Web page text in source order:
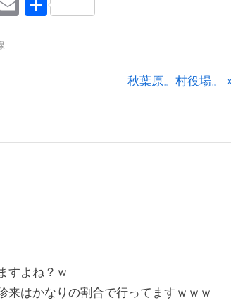
N
t
秋葉原。村役場。
すよね？ｗ
来はかなりの割合で行ってますｗｗｗ